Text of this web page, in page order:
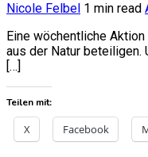
Nicole Felbel 1 min read
Eine wöchentliche
aus der Natur beteiligen.
[…]
Teilen mit:
X Facebook